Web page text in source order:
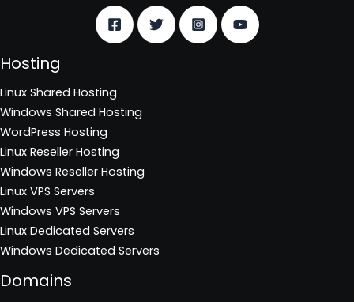
Hosting
Linux Shared Hosting
Windows Shared Hosting
WordPress Hosting
Linux Reseller Hosting
Windows Reseller Hosting
Linux VPS Servers
Windows VPS Servers
Linux Dedicated Servers
Windows Dedicated Servers
Domains